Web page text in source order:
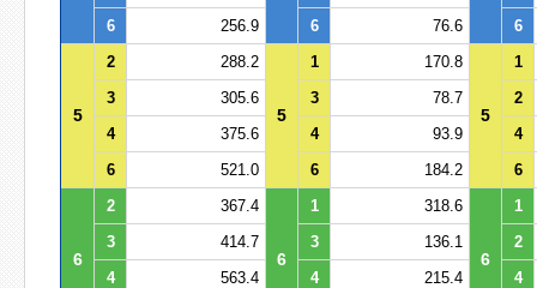
6
256.9 6 76.6 6
5
2 288.2
5
1 170.8
5
1
3
305.6 3 78.7
2
4
375.6 4 93.9
4
6
521.0 6 184.2 6
6
2 367.4
6
1 318.6
6
1
3
414.7 3 136.1
2
4
563.4 4 215.4
4